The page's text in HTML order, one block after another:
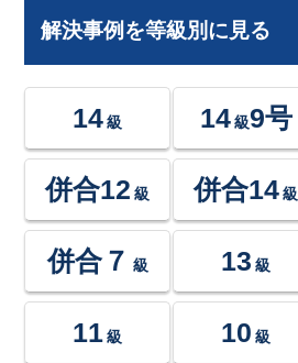
解決事例を等級別に見る
14 級 14級9号
併合12 級 併合14 級
併合７ 級 13 級
11 級 10 級